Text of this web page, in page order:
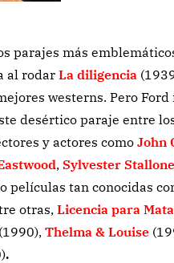
parajes más
al rodar La diligencia
westerns. Pero
desértico paraje entre
y actores como John
, Sylvester Stallone
películas tan conocidas
otras, Licencia para
(1990), Thelma & Louise
.